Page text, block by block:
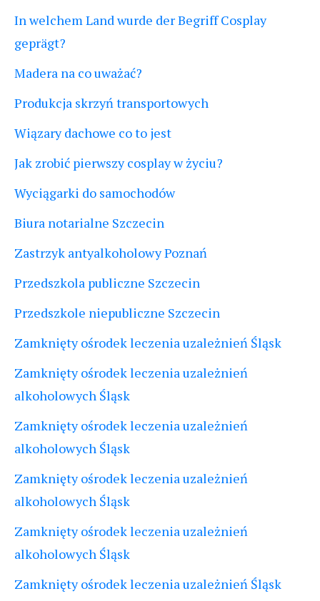
In welchem Land wurde der Begriff Cosplay
geprägt?
Madera na co uważać?
Produkcja skrzyń transportowych
Wiązary dachowe co to jest
Jak zrobić pierwszy cosplay w życiu?
Wyciągarki do samochodów
Biura notarialne Szczecin
Zastrzyk antyalkoholowy Poznań
Przedszkola publiczne Szczecin
Przedszkole niepubliczne Szczecin
Zamknięty ośrodek leczenia uzależnień Śląsk
Zamknięty ośrodek leczenia uzależnień
alkoholowych Śląsk
Zamknięty ośrodek leczenia uzależnień
alkoholowych Śląsk
Zamknięty ośrodek leczenia uzależnień
alkoholowych Śląsk
Zamknięty ośrodek leczenia uzależnień
alkoholowych Śląsk
Zamknięty ośrodek leczenia uzależnień Śląsk